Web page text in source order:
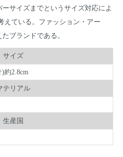
サイズまでというサイズ対応によ
えている。ファッション・アー
ブランドである。
サイズ
約2.8cm
テリアル
生産国